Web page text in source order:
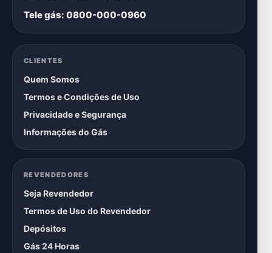
Tele gás: 0800-000-0960
CLIENTES
Quem Somos
Termos e Condições de Uso
Privacidade e Segurança
Informações do Gás
REVENDEDORES
Seja Revendedor
Termos de Uso do Revendedor
Depósitos
Gás 24 Horas